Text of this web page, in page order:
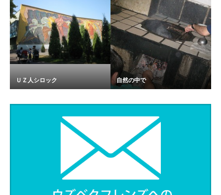
ＵＺ人シロック 自然の中で